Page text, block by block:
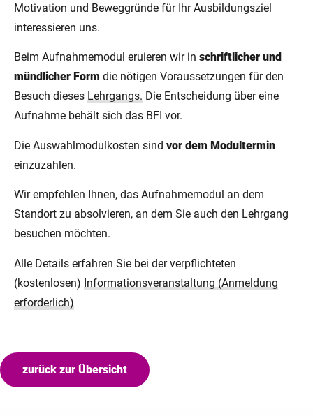
Motivation und Beweggründe für Ihr Ausbildungsziel
interessieren uns.
Beim Aufnahmemodul eruieren wir in schriftlicher und
mündlicher Form die nötigen Voraussetzungen für den
Besuch dieses Lehrgangs. Die Entscheidung über eine
Aufnahme behält sich das BFI vor.
Die Auswahlmodulkosten sind vor dem Modultermin
einzuzahlen.
Wir empfehlen Ihnen, das Aufnahmemodul an dem
Standort zu absolvieren, an dem Sie auch den Lehrgang
besuchen möchten.
Alle Details erfahren Sie bei der verpflichteten
(kostenlosen) Informationsveranstaltung (Anmeldung
erforderlich)
zurück zur Übersicht